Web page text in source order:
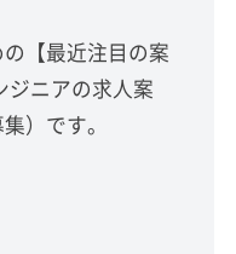
【最近注目の案
ジニアの求人案
）です。